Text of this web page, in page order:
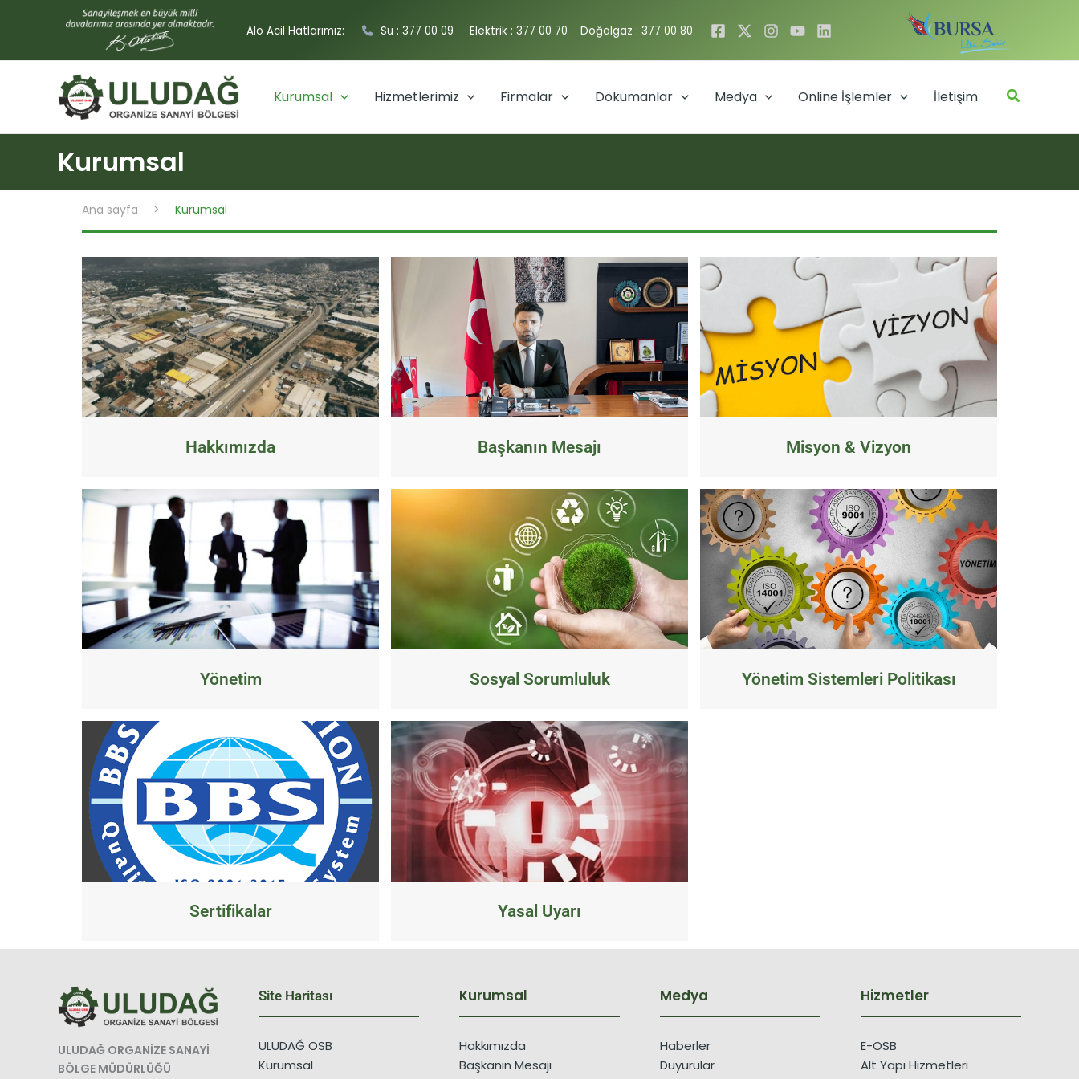
Alo Acil Hatlarımız: Su : 377 00 09 Elektrik : 377 00 70 Doğalgaz : 377 00 80
Kurumsal Hizmetlerimiz Firmalar Dökümanlar Medya Online İşlemler İletişim Arama
Kurumsal
Ana sayfa Kurumsal
Hakkımızda Başkanın Mesajı Misyon & Vizyon
Yönetim Sosyal Sorumluluk Yönetim Sistemleri Politikası
Sertifikalar Yasal Uyarı
ULUDAĞ ORGANİZE SANAYİ
BÖLGE MÜDÜRLÜĞÜ
Site Haritası
ULUDAĞ OSB
Kurumsal
Kurumsal
Hakkımızda
Başkanın Mesajı
Medya
Haberler
Duyurular
Hizmetler
E-OSB
Alt Yapı Hizmetleri